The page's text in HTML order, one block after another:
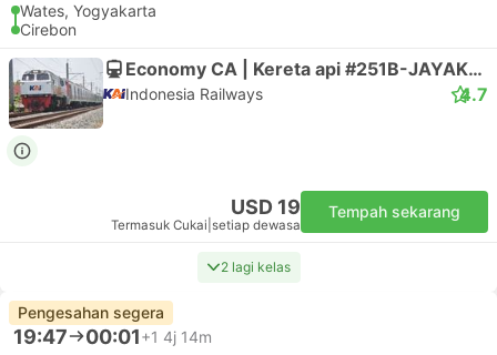
Wates, Yogyakarta
Cirebon
Economy CA | Kereta api #251B-JAYAKARTA
Indonesia Railways 4.7
USD 19
Termasuk Cukai setiap dewasa
Tempah sekarang
2 lagi kelas
Pengesahan segera
19:47 00:01+1 4j 14m